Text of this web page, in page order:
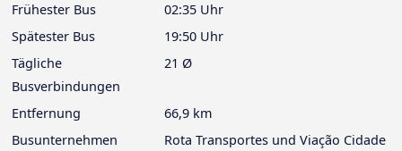
Frühester Bus
02:35 Uhr
Spätester Bus
19:50 Uhr
Tägliche
Busverbindungen
21 Ø
Entfernung
66,9 km
Busunternehmen
Rota Transportes und Viação Cidade